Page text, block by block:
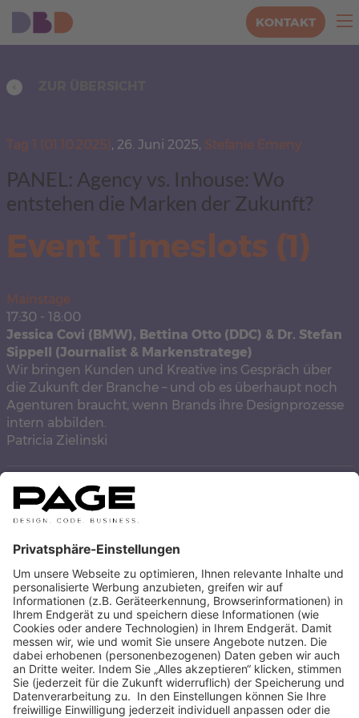
KONTAKT
Tag 1 (01.10.2025), 26. Juni 2025, Stefanie Emeny
PANEL: Agency vs. Inhouse: Wo
entstehen die Marken der Zukunft?
Event Timeslots (1)
Mainstage
17:30 - 18:00
Jessica Covi (BMW), Bettina Otto (DDC) & Dr. Stefan
Sippell (Journalist & Markenstratege)
Wir bringen Kunden und Kreative ins Gespräch über
die Zukunft der Branche – und ob es überhaupt noch
Agenturen braucht, wenn Brands ihre Designprozesse
intern abbilden.
Patricia Zielinski
STEFANIE EMENY
AUTOREN BEITRÄGE ANZEIGEN
ZUR ÜBERSICHT